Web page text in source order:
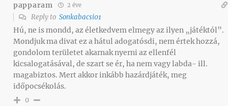
papparam 2 éve
Reply to Sonkabacsi01
Hú, ne is mondd, az életkedvem elmegy az ilyen „játéktól”.
Mondjuk ma divat ez a hátul adogatósdi, nem értek hozzá,
gondolom területet akarnak nyerni az ellenfél
kicsalogatásával, de szart se ér, ha nem vagy labda- ill.
magabiztos. Mert akkor inkább hazárdjáték, meg
időpocsékolás.
0